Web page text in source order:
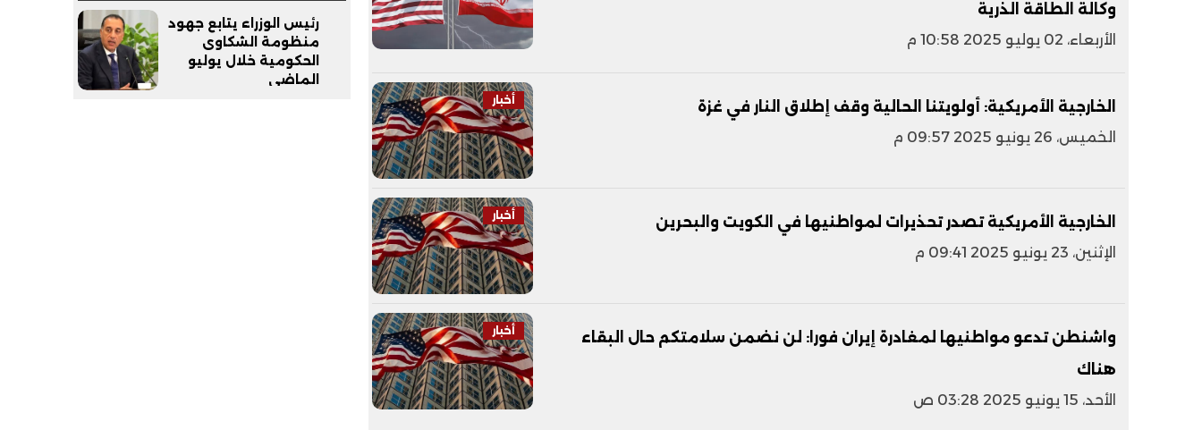
وكالة الطاقة الذرية
الأربعاء، 02 يوليو 2025 10:58 م
أخبار
الخارجية الأمريكية: أولويتنا الحالية وقف إطلاق النار في غزة
الخميس، 26 يونيو 2025 09:57 م
أخبار
الخارجية الأمريكية تصدر تحذيرات لمواطنيها في الكويت والبحرين
الإثنين، 23 يونيو 2025 09:41 م
أخبار
واشنطن تدعو مواطنيها لمغادرة إيران فورا: لن نضمن سلامتكم حال البقاء
هناك
الأحد، 15 يونيو 2025 03:28 ص
رئيس الوزراء يتابع جهود
منظومة الشكاوى
الحكومية خلال يوليو
الماضي